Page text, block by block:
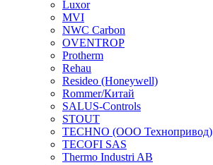
Luxor
MVI
NWC Carbon
OVENTROP
Protherm
Rehau
Resideo (Honeywell)
Rommer/Китай
SALUS-Controls
STOUT
TECHNO (ООО Технопривод)
TECOFI SAS
Thermo Industri AB